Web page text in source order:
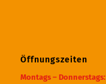
Öffnungszeiten
Montags – Donnerstags: